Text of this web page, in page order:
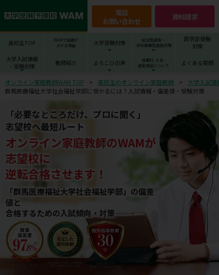
電話
お問い合わせ
資料請求
高校生TOP
WAMで成績が
上がる理由
大学受験対策
総合型選抜・
学校推薦型選抜対策
医学部受験
対策
大学入試情報
・受験対策
教師紹介 よろこびの声
授業料･入会･
返金保証について
よくある質問
オンライン家庭教師WAM TOP 高校生のオンライン家庭教師
大学入試
群馬医療福祉大学社会福祉学部に受かるには？入試情報・偏差値・受験対策
「必要なところだけ、プロに聞く」
志望校へ最短ルート
オンライン家庭教師のWAMが
志望校に
逆転合格させます！
「群馬医療福祉大学社会福祉学部」の偏差
値と
合格するための⼊試傾向・対策